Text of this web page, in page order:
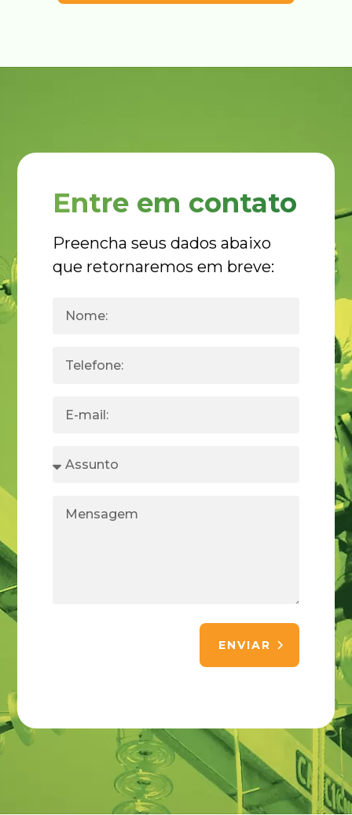
Entre em contato
Preencha seus dados abaixo
que retornaremos em breve:
ENVIAR